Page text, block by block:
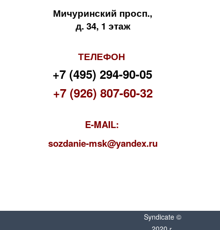
Мичуринский просп.,
д. 34, 1 этаж
ТЕЛЕФОН
+7 (495) 294-90-05
+7 (926) 807-60-32
E-MAIL:
sozdanie-msk@yandex.ru
Syndicate ©